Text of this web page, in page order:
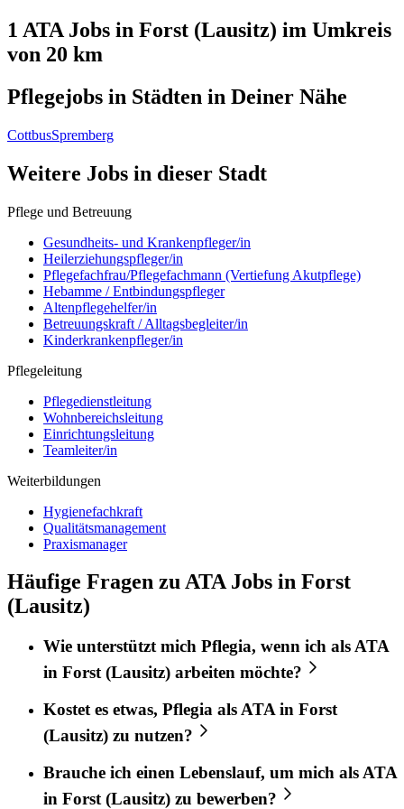
1 ATA Jobs in Forst (Lausitz) im Umkreis
von 20 km
Pflegejobs in Städten in Deiner Nähe
CottbusSpremberg
Weitere Jobs in dieser Stadt
Pflege und Betreuung
Gesundheits- und Krankenpfleger/in
Heilerziehungspfleger/in
Pflegefachfrau/Pflegefachmann (Vertiefung Akutpflege)
Hebamme / Entbindungspfleger
Altenpflegehelfer/in
Betreuungskraft / Alltagsbegleiter/in
Kinderkrankenpfleger/in
Pflegeleitung
Pflegedienstleitung
Wohnbereichsleitung
Einrichtungsleitung
Teamleiter/in
Weiterbildungen
Hygienefachkraft
Qualitätsmanagement
Praxismanager
Häufige Fragen zu ATA Jobs in Forst
(Lausitz)
Wie unterstützt mich Pflegia, wenn ich alsATA
in Forst (Lausitz) arbeiten möchte?
Kostet es etwas, Pflegia als ATA in Forst
(Lausitz) zu nutzen?
Brauche ich einen Lebenslauf, um mich als ATA
in Forst (Lausitz) zu bewerben?